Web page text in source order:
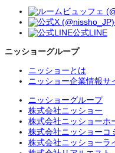
公式LINE
ニッショーグループ
ニッショーとは
ニッショー企業情報サ
ニッショーグループ
株式会社ニッショー
株式会社ニッショーホ
株式会社ニッショーコ
株式会社ニッショーラ